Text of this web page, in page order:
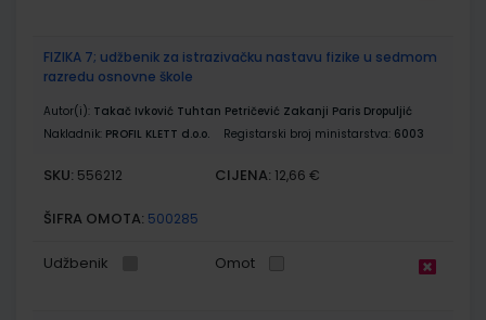
FIZIKA 7; udžbenik za istrazivačku nastavu fizike u sedmom
razredu osnovne škole
Autor(i): Takač Ivković Tuhtan Petričević Zakanji Paris Dropuljić
Nakladnik: PROFIL KLETT d.o.o. Registarski broj ministarstva: 6003
SKU: 556212 CIJENA: 12,66 €
ŠIFRA OMOTA: 500285
Udžbenik Omot